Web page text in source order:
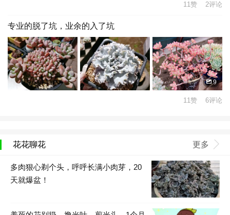
11赞 2评论
专业的脱了坑，业余的入了坑
9
11赞 6评论
花花聊花 更多
多肉狠心剃个头，呼呼长满小肉芽，20
天就爆盆！